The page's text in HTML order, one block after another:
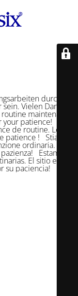
durch. Die
Vielen Dank für
maintenance.
patience! Nous
de routine. Le site
patience ! Stiamo
ordinaria. Il sito
Estamos
El sitio estará
su paciencia!